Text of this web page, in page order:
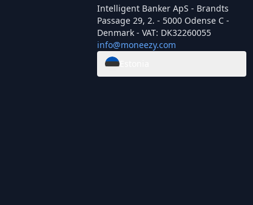
Intelligent Banker ApS - Brandts
Passage 29, 2. - 5000 Odense C -
Denmark - VAT: DK32260055
info@moneezy.com